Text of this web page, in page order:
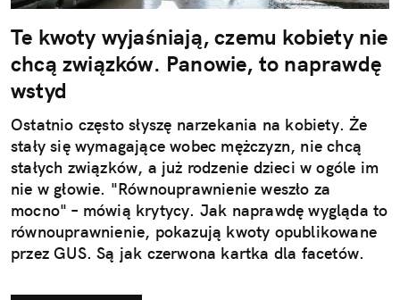
Te kwoty wyjaśniają, czemu kobiety nie
chcą związków. Panowie, to naprawdę
wstyd
Ostatnio często słyszę narzekania na kobiety. Że
stały się wymagające wobec mężczyzn, nie chcą
stałych związków, a już rodzenie dzieci w ogóle im
nie w głowie. "Równouprawnienie weszło za
mocno" – mówią krytycy. Jak naprawdę wygląda to
równouprawnienie, pokazują kwoty opublikowane
przez GUS. Są jak czerwona kartka dla facetów.